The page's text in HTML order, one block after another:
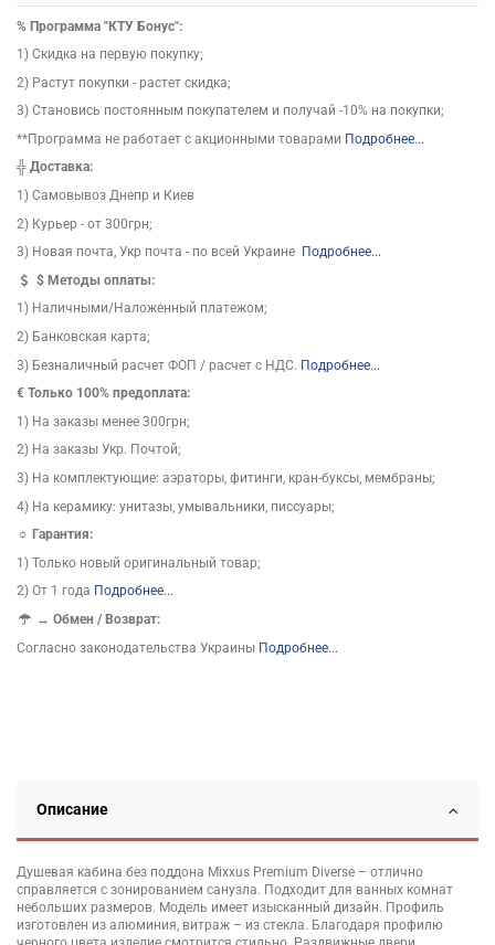
% Программа "КТУ Бонус":
1) Скидка на первую покупку;
2) Растут покупки - растет скидка;
3) Становись постоянным покупателем и получай -10% на покупки;
**Программа не работает с акционными товарами Подробнее...
╬ Доставка:
1) Самовывоз Днепр и Киев
2) Курьер - от 300грн;
3) Новая почта, Укр почта - по всей Украине Подробнее...
$Методы оплаты:
1) Наличными/Наложенный платежом;
2) Банковская карта;
3) Безналичный расчет ФОП / расчет с НДС. Подробнее...
€ Только 100% предоплата:
1) На заказы менее 300грн;
2) На заказы Укр. Почтой;
3) На комплектующие: аэраторы, фитинги, кран-буксы, мембраны;
4) На керамику: унитазы, умывальники, писсуары;
☼ Гарантия:
1) Только новый оригинальный товар;
2) От 1 года Подробнее...
↔Обмен / Возврат:
Согласно законодательства Украины Подробнее...
Описание
Душевая кабина без поддона Mixxus Premium Diverse – отлично
справляется с зонированием санузла. Подходит для ванных комнат
небольших размеров. Модель имеет изысканный дизайн. Профиль
изготовлен из алюминия, витраж – из стекла. Благодаря профилю